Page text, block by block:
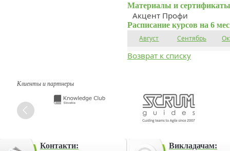
Материалы и
Акцент Профи
Расписание курсов на 6
Август Сентябрь
Возврат к списку
Клиенты и партнеры
Контакти:
Викладачам: